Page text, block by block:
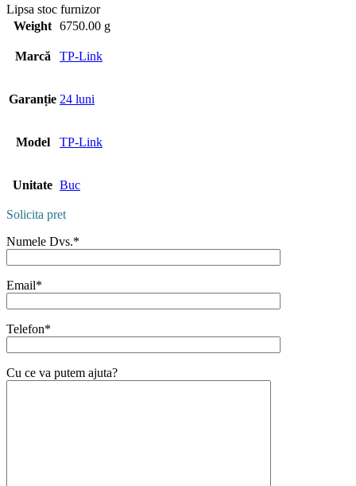
Lipsa stoc furnizor
Weight 6750.00 g
Marcă TP-Link
Garanție 24 luni
Model TP-Link
Unitate Buc
Solicita pret
Numele Dvs.*
Email*
Telefon*
Cu ce va putem ajuta?